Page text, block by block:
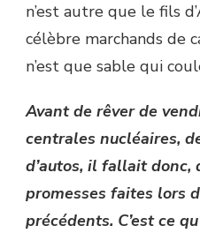
n’est autre que le fils
célèbre marchands de
n’est que sable qui
Avant de rêver de
centrales nucléaires,
d’autos, il fallait donc,
promesses faites lors
précédents. C’est ce